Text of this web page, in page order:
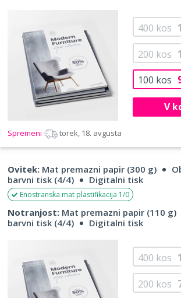
100 kos
200 kos
400 kos
V
Spremeni torek, 18. avgusta
Ovitek: Mat premazni papir (300 g)
barvni tisk (4/4)
Digitalni tisk
Enostranska mat plastifikacija 1/0
Notranjost: Mat premazni papir (110 g)
barvni tisk (4/4)
Digitalni tisk
200 kos
400 kos